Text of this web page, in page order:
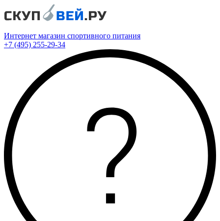
Интернет магазин спортивного питания
+7 (495) 255-29-34